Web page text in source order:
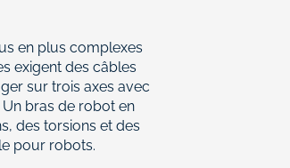
en plus complexes
exigent des câbles
sur trois axes avec
bras de robot en
des torsions et des
pour robots.